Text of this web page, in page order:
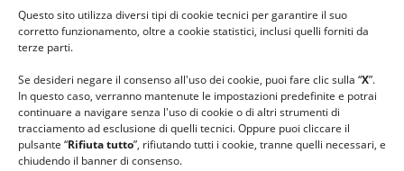
Questo sito utilizza diversi tipi di cookie tecnici per garantire il suo
corretto funzionamento, oltre a cookie statistici, inclusi quelli forniti da
terze parti.
Se desideri negare il consenso all'uso dei cookie, puoi fare clic sulla “X”.
In questo caso, verranno mantenute le impostazioni predefinite e potrai
continuare a navigare senza l'uso di cookie o di altri strumenti di
tracciamento ad esclusione di quelli tecnici. Oppure puoi cliccare il
pulsante “Rifiuta tutto”, rifiutando tutti i cookie, tranne quelli necessari, e
chiudendo il banner di consenso.
#lanaterapia
#ilcaloredellempatia